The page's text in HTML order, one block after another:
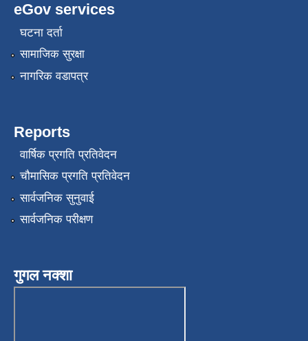
eGov services
घटना दर्ता
सामाजिक सुरक्षा
नागरिक वडापत्र
Reports
वार्षिक प्रगति प्रतिवेदन
चौमासिक प्रगति प्रतिवेदन
सार्वजनिक सुनुवाई
सार्वजनिक परीक्षण
गुगल नक्शा